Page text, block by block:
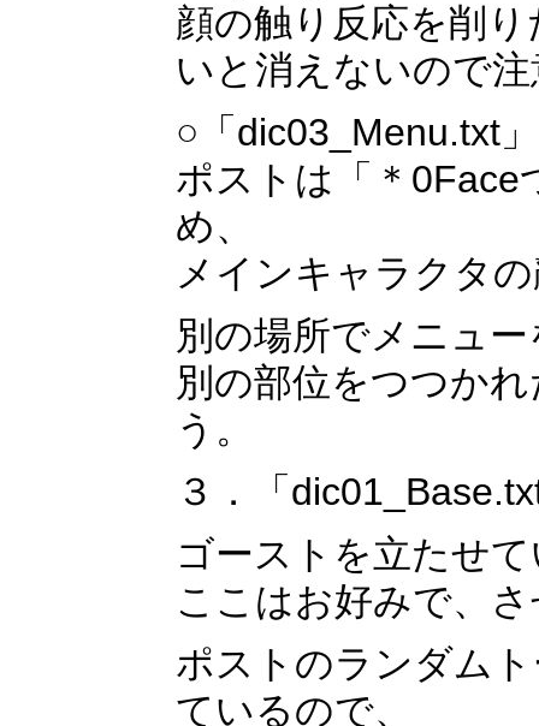
顔の触り反応を削
いと消えないので注
○「dic03_Menu.txt
ポストは「＊0Face
め、
メインキャラクタ
別の場所でメニュ
別の部位をつつか
う。
３．「
ゴーストを立たせ
ここはお好みで、
ポストのランダム
ているので、